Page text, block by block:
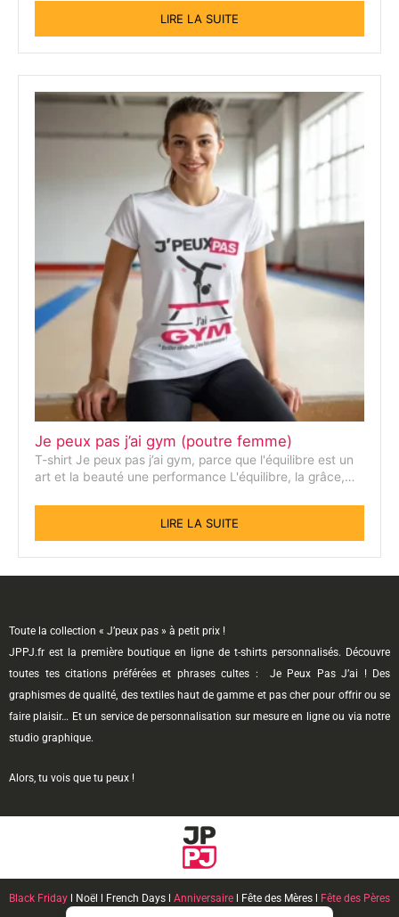
LIRE LA SUITE
Je peux pas j’ai gym (poutre femme)
T-shirt Je peux pas j’ai gym, parce que l'équilibre est un
art et la beauté une performance L'équilibre, la grâce,…
LIRE LA SUITE
Toute la collection « J’peux pas » à petit prix !
JPPJ.fr est la première boutique en ligne de t-shirts personnalisés. Découvre
toutes tes citations préférées et phrases cultes : Je Peux Pas J’ai ! Des
graphismes de qualité, des textiles haut de gamme et pas cher pour offrir ou se
faire plaisir… Et un service de personnalisation sur mesure en ligne ou via notre
studio graphique.
Alors, tu vois que tu peux !
Black Friday l Noël l French Days l Anniversaire l Fête des Mères l
Fête des Pères